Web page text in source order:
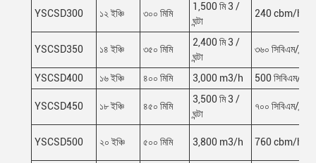
YSCSD300 ১২ ইঞ্চি ৩০০ মিমি
1,500 মি 3 /
ঘন্টা
240 cbm/h
YSCSD350 ১৪ ইঞ্চি ৩৫০ মিমি
2,400 মি 3 /
ঘন্টা
৩৬০ সিবিএম/ঘন্টা
YSCSD400 ১৬ ইঞ্চি ৪০০ মিমি 3,000 m3/h 500 সিবিএম/ঘন্টা
YSCSD450 ১৮ ইঞ্চি ৪৫০ মিমি
3,500 মি 3 /
ঘন্টা
৭০০ সিবিএম/ঘন্টা
YSCSD500 ২০ ইঞ্চি ৫০০ মিমি 3,800 m3/h 760 cbm/h